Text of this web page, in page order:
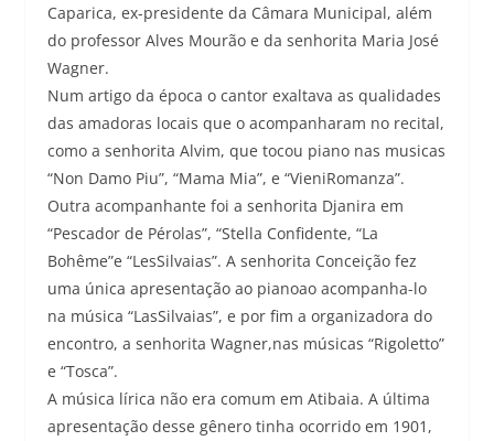
Caparica, ex-presidente da Câmara Municipal, além
do professor Alves Mourão e da senhorita Maria José
Wagner.
Num artigo da época o cantor exaltava as qualidades
das amadoras locais que o acompanharam no recital,
como a senhorita Alvim, que tocou piano nas musicas
“Non Damo Piu”, “Mama Mia”, e “VieniRomanza”.
Outra acompanhante foi a senhorita Djanira em
“Pescador de Pérolas”, “Stella Confidente, “La
Bohême”e “LesSilvaias”. A senhorita Conceição fez
uma única apresentação ao pianoao acompanha-lo
na música “LasSilvaias”, e por fim a organizadora do
encontro, a senhorita Wagner,nas músicas “Rigoletto”
e “Tosca”.
A música lírica não era comum em Atibaia. A última
apresentação desse gênero tinha ocorrido em 1901,